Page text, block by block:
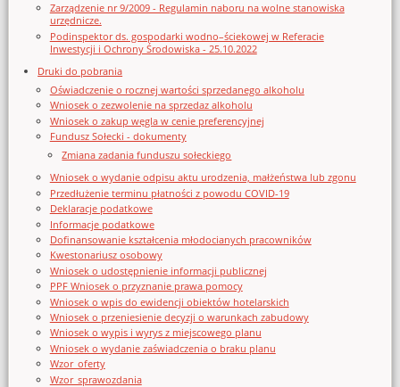
Zarządzenie nr 9/2009 - Regulamin naboru na wolne stanowiska
urzędnicze.
Podinspektor ds. gospodarki wodno–ściekowej w Referacie
Inwestycji i Ochrony Środowiska - 25.10.2022
Druki do pobrania
Oświadczenie o rocznej wartości sprzedanego alkoholu
Wniosek o zezwolenie na sprzedaz alkoholu
Wniosek o zakup węgla w cenie preferencyjnej
Fundusz Sołecki - dokumenty
Zmiana zadania funduszu sołeckiego
Wniosek o wydanie odpisu aktu urodzenia, małżeństwa lub zgonu
Przedłużenie terminu płatności z powodu COVID-19
Deklaracje podatkowe
Informacje podatkowe
Dofinansowanie kształcenia młodocianych pracowników
Kwestonariusz osobowy
Wniosek o udostępnienie informacji publicznej
PPF Wniosek o przyznanie prawa pomocy
Wniosek o wpis do ewidencji obiektów hotelarskich
Wniosek o przeniesienie decyzji o warunkach zabudowy
Wniosek o wypis i wyrys z miejscowego planu
Wniosek o wydanie zaświadczenia o braku planu
Wzor_oferty
Wzor_sprawozdania